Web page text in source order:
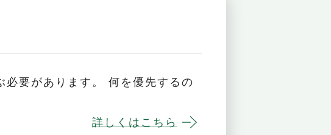
要があります。 何を優先するの
詳しくはこちら